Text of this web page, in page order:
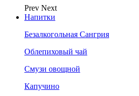
Prev Next
Напитки
Безалкогольная Сангрия
Облепиховый чай
Смузи овощной
Капучино